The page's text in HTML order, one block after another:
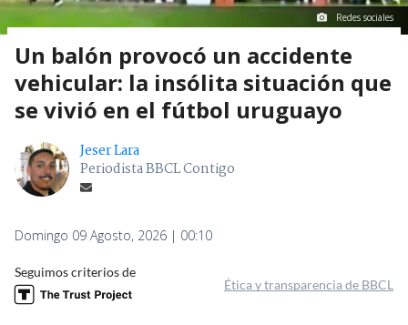
Redes sociales
Un balón provocó un accidente
vehicular: la insólita situación que
se vivió en el fútbol uruguayo
Jeser Lara
Periodista BBCL Contigo
Domingo 09 Agosto, 2026 | 00:10
Seguimos criterios de
Ética y transparencia de BBCL